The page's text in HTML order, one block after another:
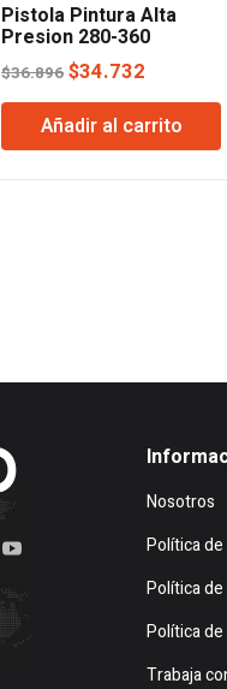
Pistola Pintura Alta
Presion 280-360
Lusqtoff
$36.896 El
precio
original
era:
$34.732
precio
actual
es:
Añadir al carrito
Nosotros
Política de
Política
Política
Trabaja